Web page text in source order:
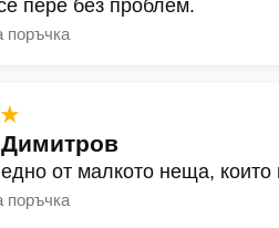
пере без проблем.
поръчка
от малкото неща, които
поръчка